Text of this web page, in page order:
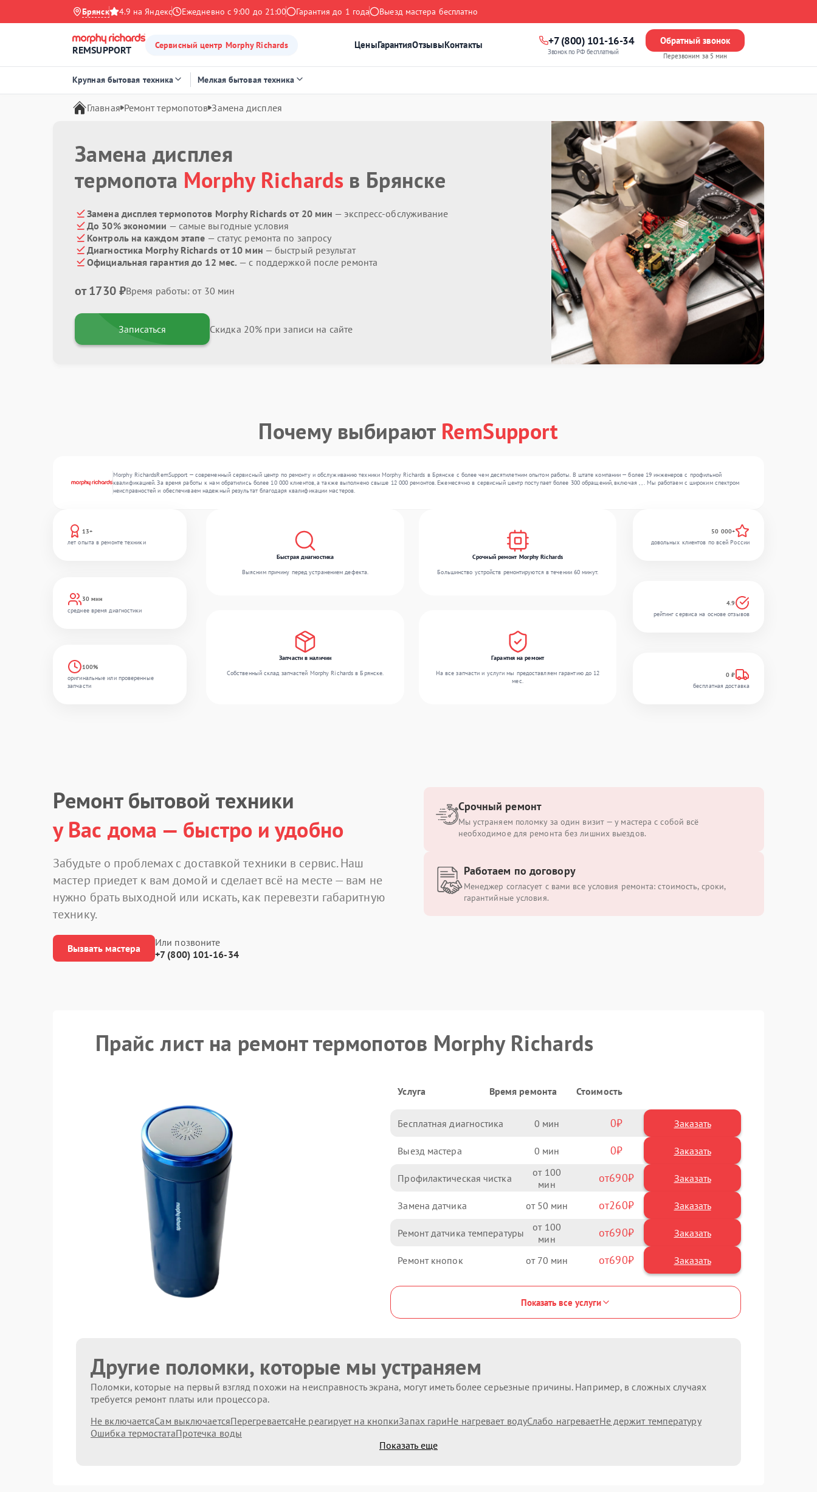
Брянск 4.9 на Яндекс Ежедневно с 9:00 до 21:00 Гарантия до 1 года Выезд мастера бесплатно
REMSUPPORT Сервисный центр Morphy Richards ЦеныГарантияОтзывыКонтакты +7 (800) 101-16-34
Звонок по РФ бесплатный
Обратный звонок
Перезвоним за 5 мин
Крупная бытовая техника Мелкая бытовая техника
Главная Ремонт термопотов Замена дисплея
Замена дисплея
термопота Morphy Richards в Брянске
Замена дисплея термопотов Morphy Richards от 20 мин — экспресс-обслуживание
До 30% экономии — самые выгодные условия
Контроль на каждом этапе — статус ремонта по запросу
Диагностика Morphy Richards от 10 мин — быстрый результат
Официальная гарантия до 12 мес. — с поддержкой после ремонта
от 1730 ₽Время работы: от 30 мин
Записаться Скидка 20% при записи на сайте
Почему выбирают RemSupport
Morphy RichardsRemSupport — современный сервисный центр по ремонту и обслуживанию техники Morphy Richards в Брянске с более чем десятилетним опытом работы. В штате компании — более 19 инженеров с профильной
квалификацией. За время работы к нам обратились более 10 000 клиентов, а также выполнено свыше 12 000 ремонтов. Ежемесячно в сервисный центр поступает более 300 обращений, включая , , . Мы работаем с широким спектром
неисправностей и обеспечиваем надежный результат благодаря квалификации мастеров.
13+
лет опыта в ремонте техники
30 мин
среднее время диагностики
100%
оригинальные или проверенные
запчасти
Быстрая диагностика
Выясним причину перед устранением дефекта.
Срочный ремонт Morphy Richards
Большинство устройств ремонтируются в течении 60 минут.
Запчасти в наличии
Собственный склад запчастей Morphy Richards в Брянске.
Гарантия на ремонт
На все запчасти и услуги мы предоставляем гарантию до 12
мес.
50 000+
довольных клиентов по всей России
4.9
рейтинг сервиса на основе отзывов
0 ₽
бесплатная доставка
Ремонт бытовой техники
у Вас дома — быстро и удобно
Забудьте о проблемах с доставкой техники в сервис. Наш
мастер приедет к вам домой и сделает всё на месте — вам не
нужно брать выходной или искать, как перевезти габаритную
технику.
Вызвать мастера
Или позвоните
+7 (800) 101-16-34
Срочный ремонт
Мы устраняем поломку за один визит — у мастера с собой всё
необходимое для ремонта без лишних выездов.
Работаем по договору
Менеджер согласует с вами все условия ремонта: стоимость, сроки,
гарантийные условия.
Прайс лист на ремонт термопотов Morphy Richards
Услуга Время ремонта Стоимость
Бесплатная диагностика 0 0 Заказать
Выезд мастера 0 0 Заказать
Профилактическая чистка 100 690
Замена датчика 50 260
Ремонт датчика температуры 100 690
Ремонт кнопок 70 690
Показать все услуги
Другие поломки, которые мы устраняем
Поломки, которые на первый взгляд похожи на неисправность экрана, могут иметь более серьезные причины. Например, в сложных случаях
требуется ремонт платы или процессора.
Не включаетсяСам выключаетсяПерегреваетсяНе реагирует на кнопкиЗапах гариНе нагревает водуСлабо нагреваетНе держит температуру
Ошибка термостатаПротечка воды
Показать еще